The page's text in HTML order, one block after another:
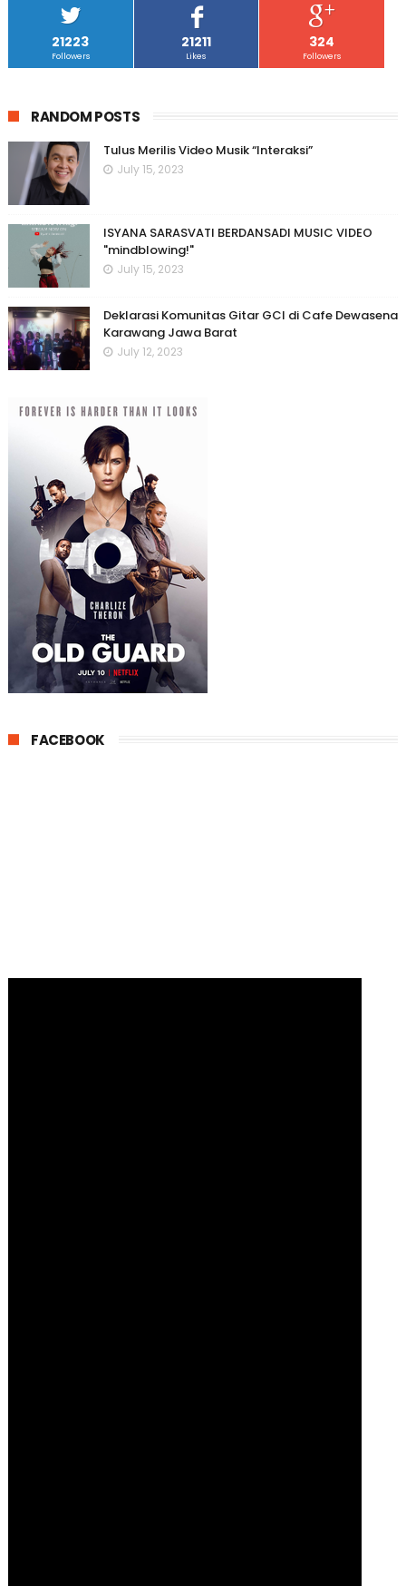
21223
Followers
21211
Likes
324
Followers
RANDOM POSTS
Tulus Merilis Video Musik “Interaksi”
July 15, 2023
ISYANA SARASVATI BERDANSADI MUSIC VIDEO
"mindblowing!"
July 15, 2023
Deklarasi Komunitas Gitar GCI di Cafe Dewasena
Karawang Jawa Barat
July 12, 2023
FACEBOOK